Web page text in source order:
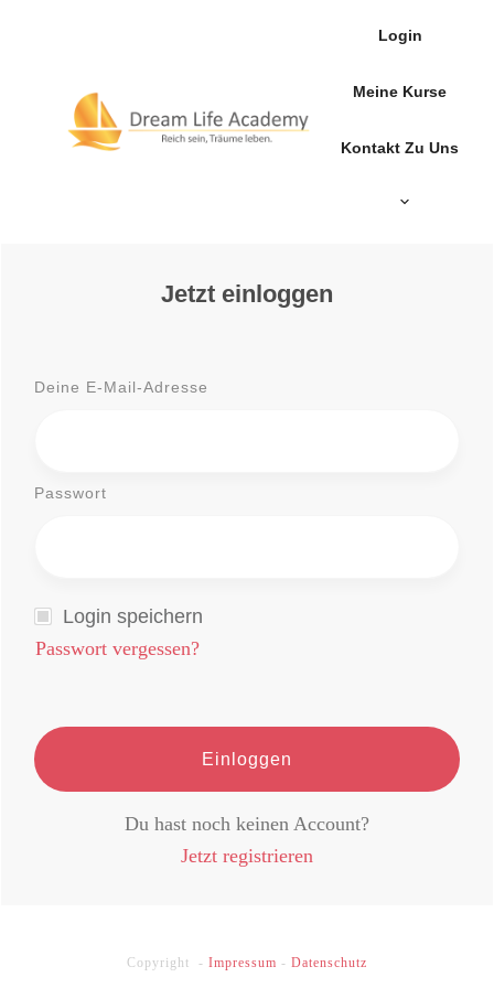
Login
Meine Kurse
Kontakt Zu Uns
Jetzt einloggen
Deine E-Mail-Adresse
Passwort
Login speichern
Passwort vergessen?
Einloggen
Du hast noch keinen Account?
Jetzt registrieren
Copyright - Impressum - Datenschutz